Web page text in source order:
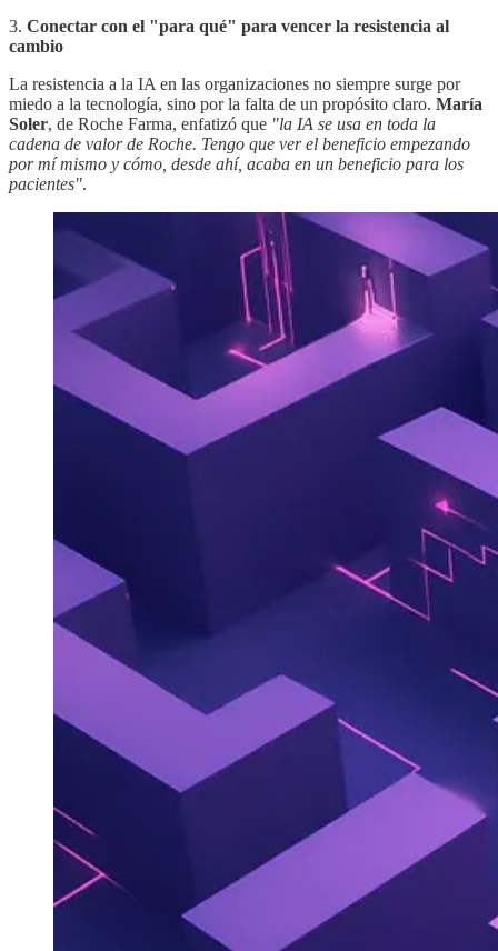
3. Conectar con el "para qué" para vencer la resistencia al
cambio
La resistencia a la IA en las organizaciones no siempre surge por
miedo a la tecnología, sino por la falta de un propósito claro. María
Soler, de Roche Farma, enfatizó que "la IA se usa en toda la
cadena de valor de Roche. Tengo que ver el beneficio empezando
por mí mismo y cómo, desde ahí, acaba en un beneficio para los
pacientes".